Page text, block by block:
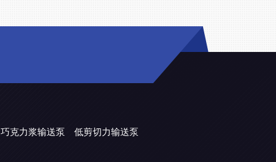
巧克力浆输送泵 低剪切力输送泵